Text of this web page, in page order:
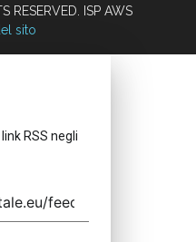
RESERVED. ISP AWS
sito
RSS negli